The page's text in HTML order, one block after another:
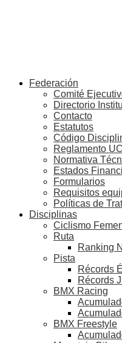
Federación
Comité
Directorio
Contacto
Estatutos
Código
Reglamento UCI
Normativa
Estados
Formularios
Requisitos
Políticas de
Disciplinas
Ciclismo
Ruta
Ranking
Pista
Récords
Récords
BMX Racing
BMX Freestyle